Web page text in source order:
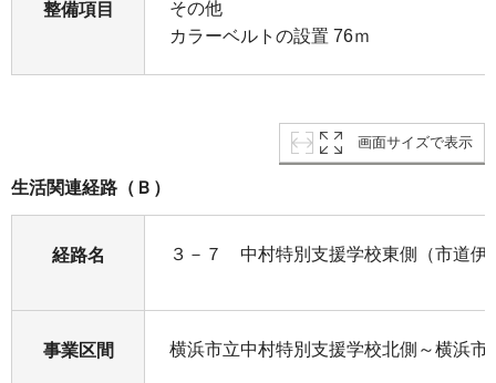
整備項目
その他
カラーベルトの設置 76ｍ
画面サイズで表示
生活関連経路（Ｂ）
経路名 ３－７ 中村特別支援学校東側（市道伊
事業区間 横浜市立中村特別支援学校北側～横浜市